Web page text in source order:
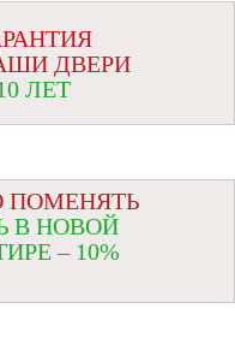
ДВЕРИ
ЛЕТ
В НОВОЙ
– 10%